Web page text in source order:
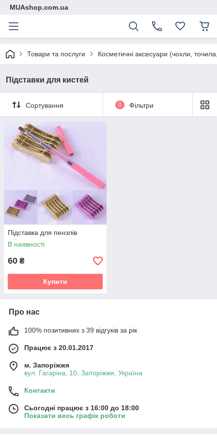
MUAshop.com.ua
Товари та послуги Косметичні аксесуари (чохли,
Підставки для кистей
Сортування 0 Фільтри
Підставка для пензлів
В наявності
60 ₴
Купити
Про нас
100% позитивних з 39 відгуків за рік
Працює з 20.01.2017
м. Запоріжжя
вул. Гагаріна, 10, Запоріжжя, Україна
Контакти
Сьогодні працює з 16:00 до 18:00
Показати весь графік роботи